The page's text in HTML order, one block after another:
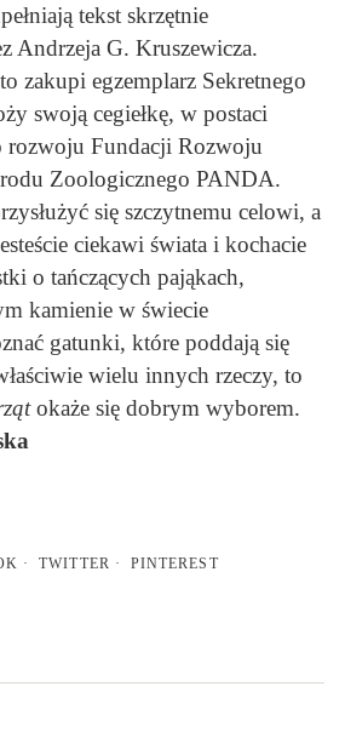
tekst skrzętnie
Andrzeja G. Kruszewicza.
zakupi egzemplarz Sekretnego
swoją cegiełkę, w postaci
rozwoju Fundacji Rozwoju
Zoologicznego PANDA.
się szczytnemu celowi, a
ciekawi świata i kochacie
o tańczących pająkach,
kamienie w świecie
gatunki, które poddają się
wielu innych rzeczy, to
okaże się dobrym wyborem.
TWITTER PINTEREST